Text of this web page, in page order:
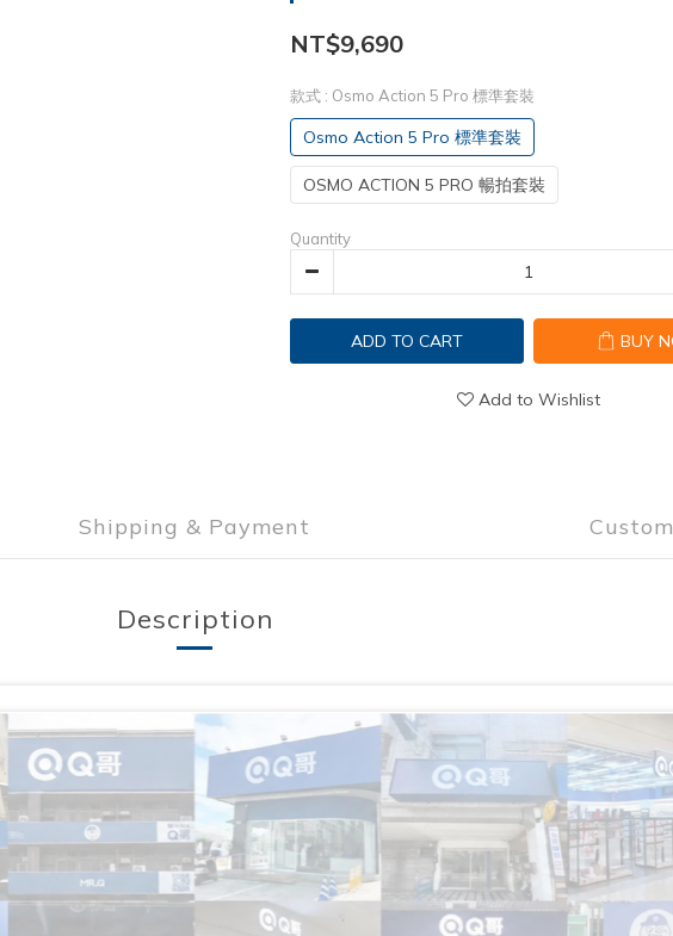
NT$9,690
款式 : Osmo Action 5 Pro 標準套裝
Osmo Action 5 Pro 標準套裝
OSMO ACTION 5 PRO 暢拍套裝
Quantity
ADD TO CART BUY
Add to Wishlist
Shipping & Payment
Description